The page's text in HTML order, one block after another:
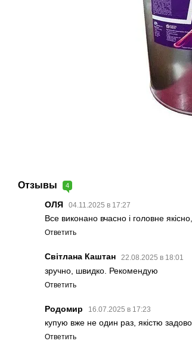
Отзывы 4
ОЛЯ 04.11.2025 в 17:27
Все виконано вчасно і головне
Ответить
Світлана Каштан 22.08.2025 в 18:01
зручно, швидко. Рекомендую
Ответить
Родомир 16.07.2025 в 17:23
купую вже не один раз, якістю
Ответить